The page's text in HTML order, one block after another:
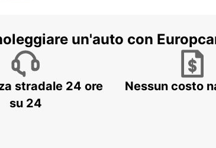
un'auto con
stradale 24 ore
su 24
Nessun costo